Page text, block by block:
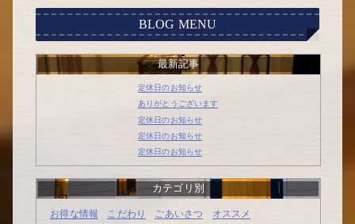
BLOG MENU
最新記事
定休日のお知らせ
ありがとうございます
定休日のお知らせ
定休日のお知らせ
定休日のお知らせ
カテゴリ別
お得な情報 こだわり ごあいさつ
オススメ